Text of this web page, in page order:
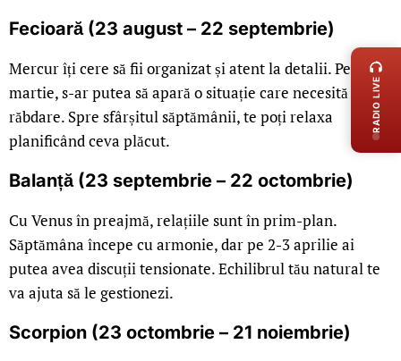
Fecioară (23 august – 22 septembrie)
Mercur îți cere să fii organizat și atent la detalii. Pe 31
martie, s-ar putea să apară o situație care necesită
răbdare. Spre sfârșitul săptămânii, te poți relaxa
planificând ceva plăcut.
Balanță (23 septembrie – 22 octombrie)
Cu Venus în preajmă, relațiile sunt în prim-plan.
Săptămâna începe cu armonie, dar pe 2-3 aprilie ai
putea avea discuții tensionate. Echilibrul tău natural te
va ajuta să le gestionezi.
Scorpion (23 octombrie – 21 noiembrie)
RADIO LIVE